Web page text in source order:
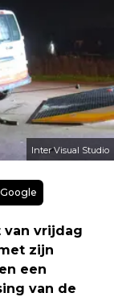
Inter Visual Studio
van vrijdag
zijn
een
van de